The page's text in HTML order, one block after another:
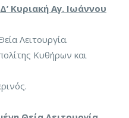
Κυριακή Αγ. Ιωάννου
Λειτουργία.
Κυθήρων και